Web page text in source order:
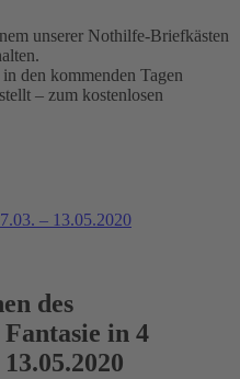
unserer Nothilfe-Briefkästen
den kommenden Tagen
– zum kostenlosen
– 13.05.2020
des
in 4